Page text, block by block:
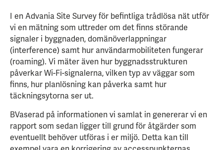
I en Advania Site Survey för befintliga trådlösa nät utför
vi en mätning som uttreder om det finns störande
signaler i byggnaden, domänöverlappningar
(interference) samt hur användarmobiliteten fungerar
(roaming). Vi mäter även hur byggnadsstrukturen
påverkar Wi-Fi-signalerna, vilken typ av väggar som
finns, hur planlösning kan påverka samt hur
täckningsytorna ser ut.
BVaserad på informationen vi samlat in genererar vi en
rapport som sedan ligger till grund för åtgärder som
eventuellt behöver utföras i er miljö. Detta kan till